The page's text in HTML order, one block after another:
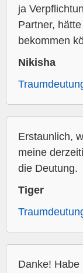
ja
Partner,
bekommen
Nikisha
Erstaunlich,
meine
die Deutung.
Tiger
Danke!